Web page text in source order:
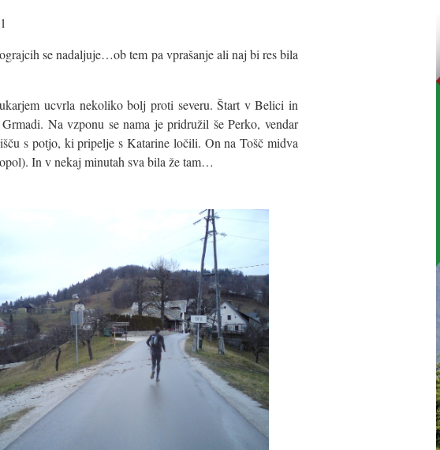
se nadaljuje…ob tem pa vprašanje ali naj bi res bila
ucvrla nekoliko bolj proti severu. Štart v Belici in
Na vzponu se nama je pridružil še Perko, vendar
s potjo, ki pripelje s Katarine ločili. On na Tošč midva
In v nekaj minutah sva bila že tam…